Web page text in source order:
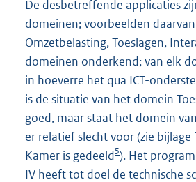
De desbetreffende applicaties
domeinen; voorbeelden
Omzetbelasting, Toeslagen,
domeinen onderkend; van elk
in hoeverre het qua ICT-
is de situatie van het domein
goed, maar staat het domein
er relatief slecht voor (zie
Kamer is gedeeld5). Het
IV heeft tot doel de technische